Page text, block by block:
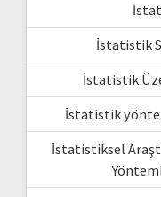
İstatistik
İstatistik
İstatistik
İstatistiksel